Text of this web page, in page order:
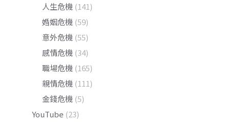
人生危機 (141)
婚姻危機 (59)
意外危機 (55)
感情危機 (34)
職場危機 (165)
親情危機 (111)
金錢危機 (5)
YouTube (23)